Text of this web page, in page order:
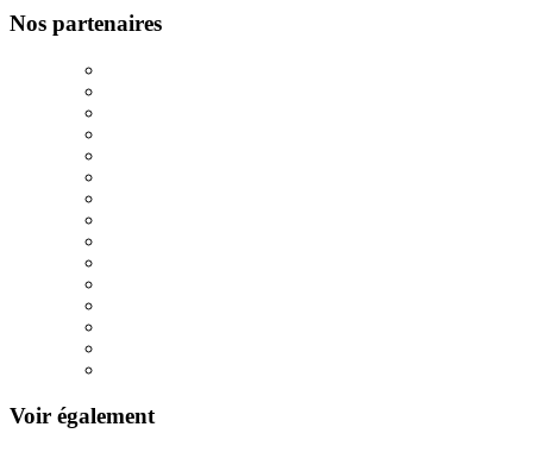
Nos partenaires
Voir également